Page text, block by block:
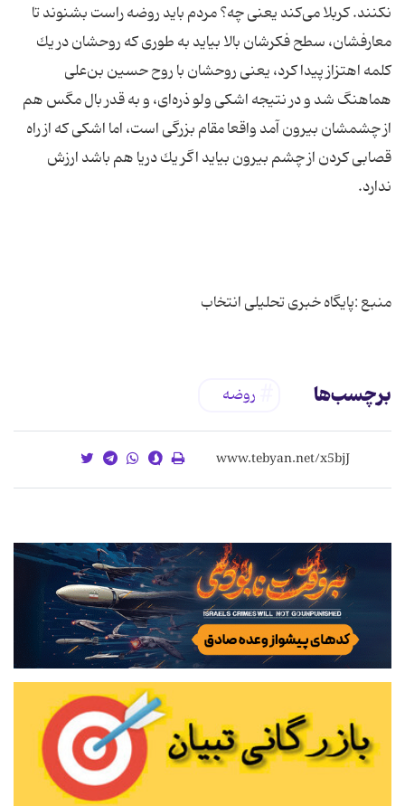
نكنند. كربلا می‌كند یعنی چه؟ مردم باید روضه راست بشنوند تا
معارفشان، سطح فكرشان بالا بیاید به طوری كه روحشان در یك
كلمه اهتزاز پیدا كرد، یعنی روحشان با روح حسین بن‌علی
هماهنگ شد و در نتیجه اشكی و‌لو ذره‌ای، و به قدر بال مگس هم
از چشمشان بیرون آمد واقعا مقام بزرگی است، اما اشكی كه از راه
قصابی كردن از چشم بیرون بیاید اگر یك دریا هم باشد ارزش
منبع :پایگاه خبری تحلیلی انتخاب
برچسب‌ها روضه